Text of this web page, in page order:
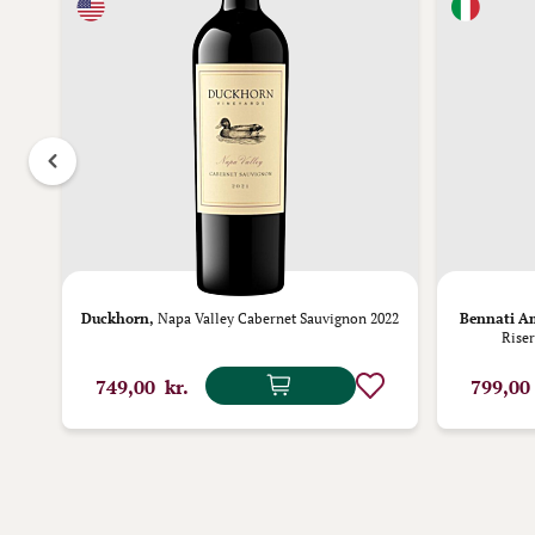
Duckhorn, Napa Valley Cabernet Sauvignon 2022
749,00 kr.
Bennati